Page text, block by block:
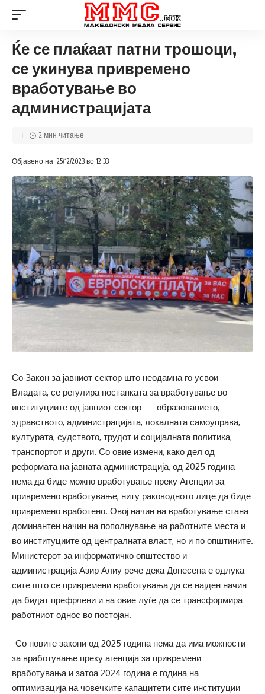
Ќе се плаќаат патни трошоци,
се укинува привремено
вработување во
администрацијата
Објавено на: 25/12/2023 во 12:33
2 мин читање
Со Закон за јавниот сектор што неодамна го усвои
Владата, се регулира постапката за вработување во
институциите од јавниот сектор – образованието,
здравството, администрацијата, локалната самоуправа,
културата, судството, трудот и социјалната политика,
транспортот и други. Со овие измени, како дел од
реформата на јавната администрација, од 2025 година
нема да биде можно вработување преку Агенции за
привремено вработување, ниту раководното лице да биде
привремено вработено. Овој начин на вработување стана
доминантен начин на пополнување на работните места и
во институциите од централната власт, но и по општините.
Министерот за информатичко општество и
администрација Азир Алиу рече дека Донесена е одлука
сите што се привремени вработувања да се најден начин
да бидат префрлени и на овие луѓе да се трансформира
работниот однос во постојан.
-Со новите закони од 2025 година нема да има можности
за вработување преку агенција за привремени
вработувања и затоа 2024 година е година на
оптимизација на човечките капацитети сите институции